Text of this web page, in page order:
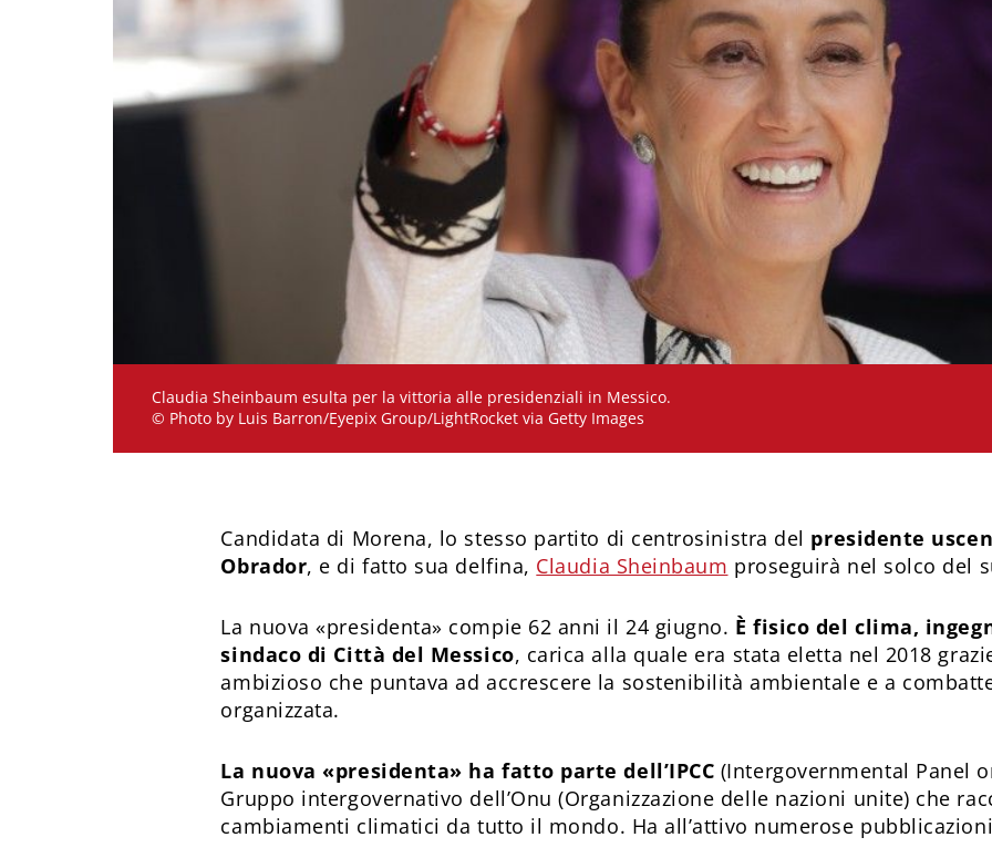
Claudia Sheinbaum esulta per la vittoria alle presidenziali in Messico.
© Photo by Luis Barron/Eyepix Group/LightRocket via Getty Images
Candidata di Morena, lo stesso partito di centrosinistra del presidente
Obrador, e di fatto sua delfina, Claudia Sheinbaum proseguirà nel solco del
La nuova «presidenta» compie 62 anni il 24 giugno. È fisico del clima,
sindaco di Città del Messico, carica alla quale era stata eletta nel 2018
ambizioso che puntava ad accrescere la sostenibilità ambientale e a
organizzata.
La nuova «presidenta» ha fatto parte dell’IPCC (Intergovernmental Panel
Gruppo intergovernativo dell’Onu (Organizzazione delle nazioni unite) che
cambiamenti climatici da tutto il mondo. Ha all’attivo numerose